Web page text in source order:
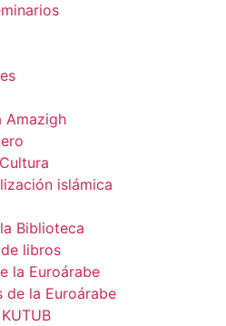
Amazigh
islámica
Biblioteca
libros
la Euroárabe
de la Euroárabe